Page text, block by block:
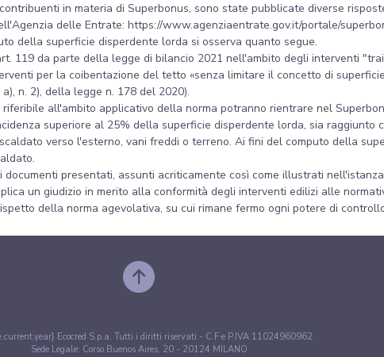
in materia di Superbonus, sono state pubblicate diverse
delle Entrate: https://www.agenziaentrate.gov.it/portale/
della superficie disperdente lorda si osserva quanto segue.
119 da parte della legge di bilancio 2021 nell'ambito degli interventi
per la coibentazione del tetto «senza limitare il concetto di
n. 2), della legge n. 178 del 2020).
all'ambito applicativo della norma potranno rientrare nel
superiore al 25% della superficie disperdente lorda, sia raggiunto
verso l'esterno, vani freddi o terreno. Ai fini del computo della
presentati, assunti acriticamente così come illustrati
un giudizio in merito alla conformità degli interventi edilizi alle
della norma agevolativa, su cui rimane fermo ogni potere di
Ecocred S.p.a. Tutti i diritti riservati - C.F e P.IVA 11024960962
Sede Legale: Corso Buenos Aires, 20 - 20124 MILANO